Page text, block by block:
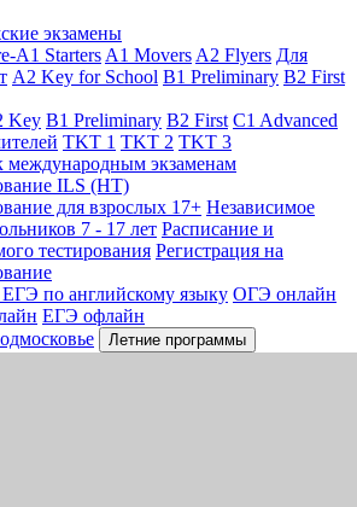
экзамены
A1 Starters A1 Movers A2 Flyers Для
A2 Key for School B1 Preliminary B2 First
Key B1 Preliminary B2 First C1 Advanced
TKT 1 TKT 2 TKT 3
международным экзаменам
ILS (НТ)
для взрослых 17+ Независимое
7 - 17 лет Расписание и
тестирования Регистрация на
по английскому языку ОГЭ онлайн
ЕГЭ офлайн
Летние программы